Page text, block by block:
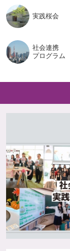
実践桜会
社会連携
プログラム